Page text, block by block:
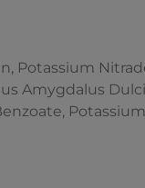
Potassium
Amygdalus